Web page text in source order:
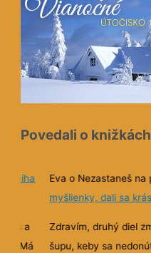
Povedali o
kniha
a
Má
Eva o Nezastaneš na
myšlienky, dali sa
Zdravím, druhý diel
šupu, keby sa